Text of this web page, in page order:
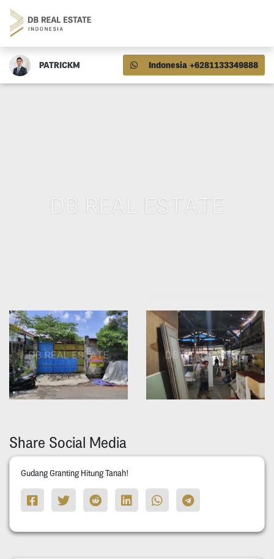
PATRICKM Indonesia +6281133349888
Share Social Media
Gudang Granting Hitung Tanah!